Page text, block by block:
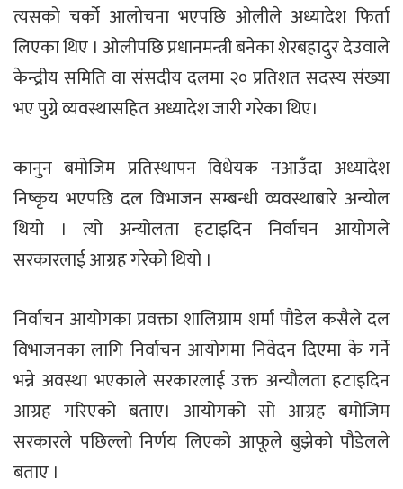
त्यसको चर्को आलोचना भएपछि ओलीले अध्यादेश फिर्ता
लिएका थिए । ओलीपछि प्रधानमन्त्री बनेका शेरबहादुर देउवाले
केन्द्रीय समिति वा संसदीय दलमा २० प्रतिशत सदस्य संख्या
भए पुग्ने व्यवस्थासहित अध्यादेश जारी गरेका थिए।
कानुन बमोजिम प्रतिस्थापन विधेयक नआउँदा अध्यादेश
निष्कृय भएपछि दल विभाजन सम्बन्धी व्यवस्थाबारे अन्योल
थियो । त्यो अन्योलता हटाइदिन निर्वाचन आयोगले
सरकारलाई आग्रह गरेको थियो ।
निर्वाचन आयोगका प्रवक्ता शालिग्राम शर्मा पौडेल कसैले दल
विभाजनका लागि निर्वाचन आयोगमा निवेदन दिएमा के गर्ने
भन्ने अवस्था भएकाले सरकारलाई उक्त अन्यौलता हटाइदिन
आग्रह गरिएको बताए। आयोगको सो आग्रह बमोजिम
सरकारले पछिल्लो निर्णय लिएको आफूले बुझेको पौडेलले
बताए ।